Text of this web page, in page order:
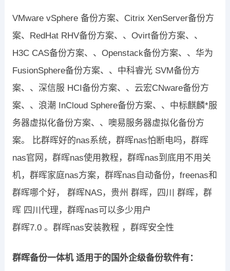
VMware vSphere 备份方案、Citrix XenServer备份方
案、RedHat RHV备份方案、、Ovirt备份方案、、
H3C CAS备份方案、、Openstack备份方案、、华为
FusionSphere备份方案、、中科睿光 SVM备份方
案、、深信服 HCI备份方案、、云宏CNware备份方
案、、浪潮 InCloud Sphere备份方案、、中标麒麟*服
务器虚拟化备份方案、、噢易服务器虚拟化备份方
案。 比群晖好的nas系统，群晖nas怕断电吗，群晖
nas官网，群晖nas使用教程，群晖nas到底用不用关
机，群晖家庭nas方案，群晖nas自动备份，freenas和
群晖哪个好， 群晖NAS，贵州 群晖，四川 群晖，群
晖 四川代理，群晖nas可以多少用户
群晖7.0 。群晖nas安装教程 ，群晖安全性
群晖备份一体机 适用于的国外企级备份软件有：